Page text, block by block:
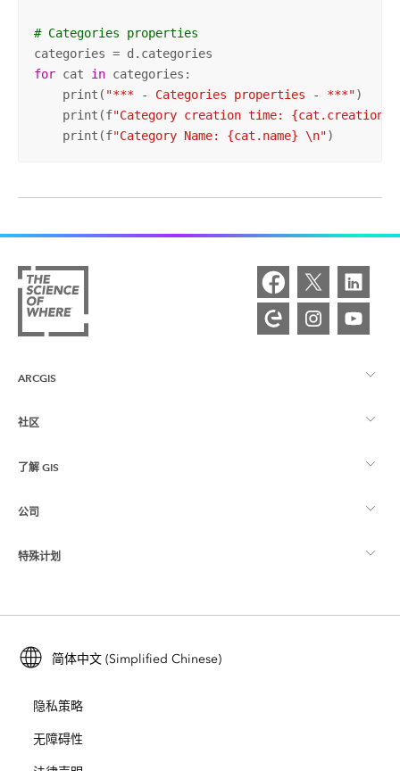
# Categories properties
for cat in categories:
    print(
"*** - Categories properties - ***")
    print(f
"Category creation time:
    print(f
"Category Name: {cat.name} \n")
ARCGIS
ArcGIS 概览
制图
社区
Esri 社区
ArcGIS 博客
用户研究和测试
Esri 年轻专家关系网
了解 GIS
什么是 GIS？
位置智能
培训
ArcUser
ArcNews
ArcWatch
公司
关于 Esri
招贤纳士
开放视野
特殊计划
ArcGIS for Student Use
保护
简体中文 (Simplified Chinese)
隐私策略
无障碍性